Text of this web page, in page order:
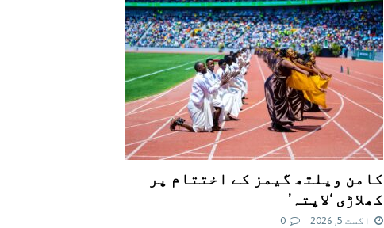
کامن ویلتھ گیمز کے اختتام پر
کھلاڑی ‘لاپتہ’
اگست 5, 2026 0